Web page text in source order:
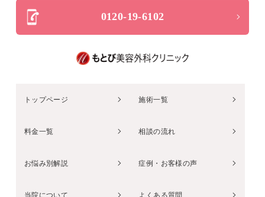
0120-19-6102
トップページ 施術一覧
料金一覧 相談の流れ
お悩み別解説 症例・お客様の声